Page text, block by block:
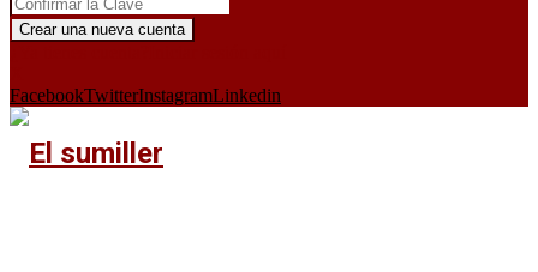
FacebookTwitterInstagramLinkedin